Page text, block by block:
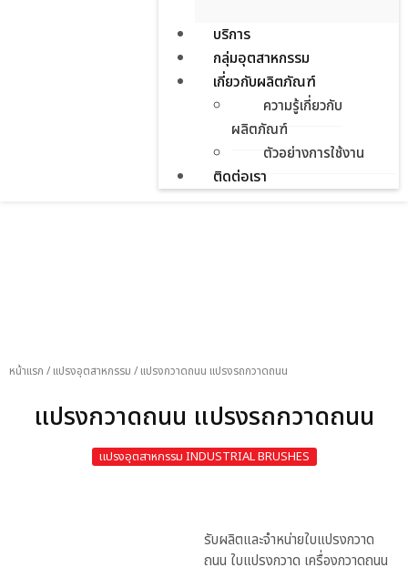
บริการ
กลุ่มอุตสาหกรรม
เกี่ยวกับผลิตภัณฑ์
ความรู้เกี่ยวกับ
ผลิตภัณฑ์
ตัวอย่างการใช้งาน
ติดต่อเรา
หน้าแรก / แปรงอุตสาหกรรม / แปรงกวาดถนน แปรงรถกวาดถนน
แปรงกวาดถนน แปรงรถกวาดถนน
แปรงอุตสาหกรรม INDUSTRIAL BRUSHES
รับผลิตและจำหน่ายใบแปรงกวาด
ถนน ใบแปรงกวาด เครื่องกวาดถนน